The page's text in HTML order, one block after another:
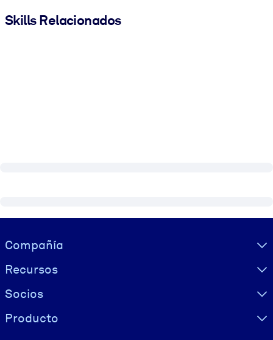
Skills Relacionados
Visually hidden Text
Compañía
Recursos
Socios
Producto